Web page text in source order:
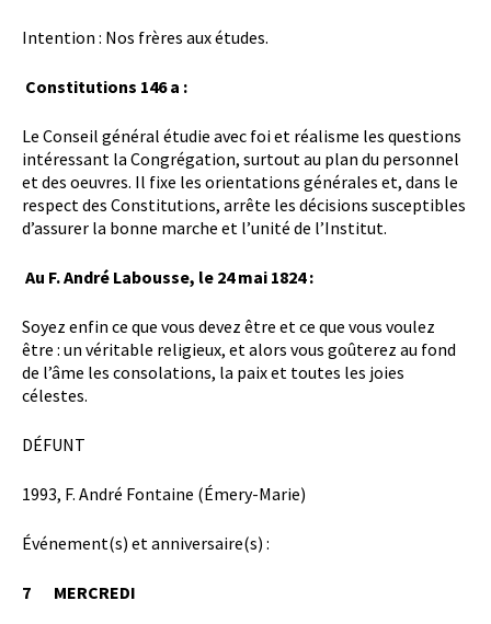
Intention : Nos frères aux études.
Constitutions 146 a :
Le Conseil général étudie avec foi et réalisme les questions
intéressant la Congrégation, surtout au plan du personnel
et des oeuvres. Il fixe les orientations générales et, dans le
respect des Constitutions, arrête les décisions susceptibles
d’assurer la bonne marche et l’unité de l’Institut.
Au F. André Labousse, le 24 mai 1824 :
Soyez enfin ce que vous devez être et ce que vous voulez
être : un véritable religieux, et alors vous goûterez au fond
de l’âme les consolations, la paix et toutes les joies
célestes.
DÉFUNT
1993, F. André Fontaine (Émery-Marie)
Événement(s) et anniversaire(s) :
7 MERCREDI